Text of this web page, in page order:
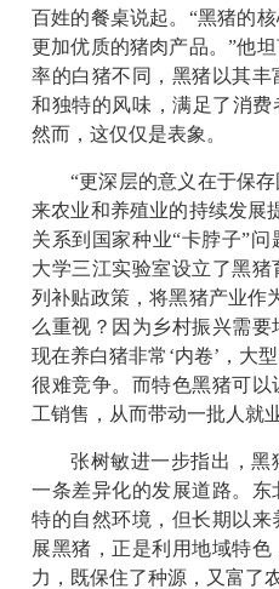
百姓的餐桌说起。“黑猪的
更加优质的猪肉产品。”他
率的白猪不同，黑猪以其
和独特的风味，满足了消费
然而，这仅仅是表象。
“更深层的意义在于保
来农业和养殖业的持续发展
关系到国家种业“卡脖子”
大学三江实验室设立了黑
列补贴政策，将黑猪产业作
么重视？因为乡村振兴需要
现在养白猪非常‘内卷’，大
很难竞争。而特色黑猪可
工销售，从而带动一批人就
张树敏进一步指出，黑
一条差异化的发展道路。
特的自然环境，但长期以
展黑猪，正是利用地域特
力，既保住了种源，又富了